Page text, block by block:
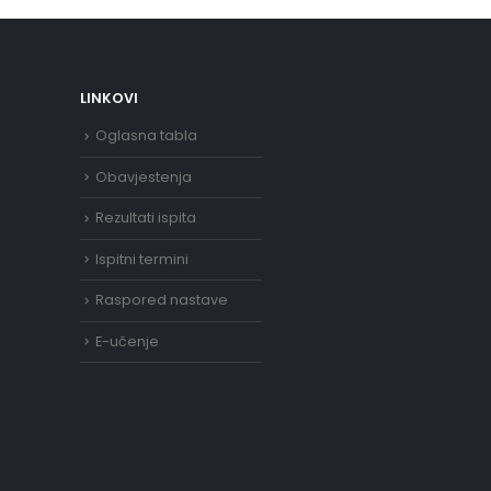
LINKOVI
Oglasna tabla
Obavjestenja
Rezultati ispita
Ispitni termini
Raspored nastave
E-učenje